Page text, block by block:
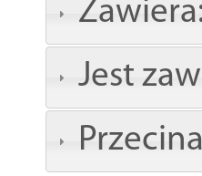
Jest